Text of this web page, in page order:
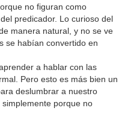
no figuran como
predicador. Lo curioso del
manera natural, y no se ve
se habían convertido en
a hablar con las
Pero esto es más bien un
deslumbrar a nuestro
porque no